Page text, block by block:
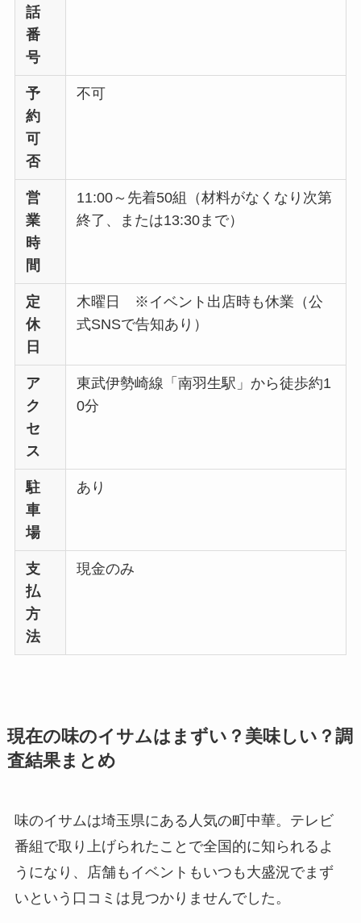
話
番
号
予
約
可
否
不可
営
業
時
間
11:00～先着50組（材料がなくなり次第
終了、または13:30まで）
定
休
日
木曜日 ※イベント出店時も休業（公
式SNSで告知あり）
ア
ク
セ
ス
東武伊勢崎線「南羽生駅」から徒歩約1
0分
駐
車
場
あり
支
払
方
法
現金のみ
現在の味のイサムはまずい？美味しい？調
査結果まとめ
味のイサムは埼玉県にある人気の町中華。テレビ
番組で取り上げられたことで全国的に知られるよ
うになり、店舗もイベントもいつも大盛況でまず
いという口コミは見つかりませんでした。